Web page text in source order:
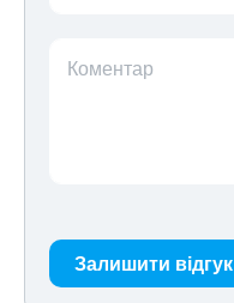
Коментар
Залишити відгук